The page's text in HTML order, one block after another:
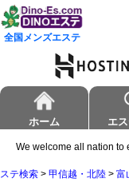
全国メンズエステ
ホーム エ
We welcome all nation to
ステ検索 > 甲信越・北陸 > 富